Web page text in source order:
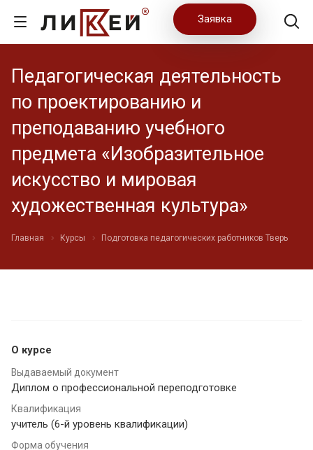
Заявка
Педагогическая деятельность
по проектированию и
преподаванию учебного
предмета «Изобразительное
искусство и мировая
художественная культура»
Главная Курсы Подготовка педагогических работников Тверь
О курсе
Выдаваемый документ
Диплом о профессиональной переподготовке
Квалификация
учитель (6-й уровень квалификации)
Форма обучения